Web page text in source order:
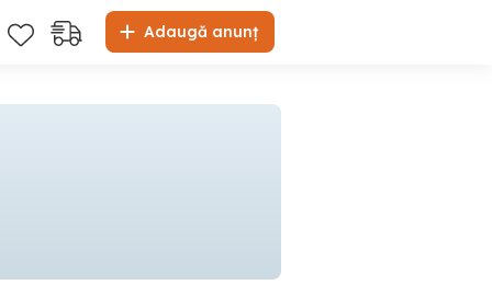
Adaugă anunț